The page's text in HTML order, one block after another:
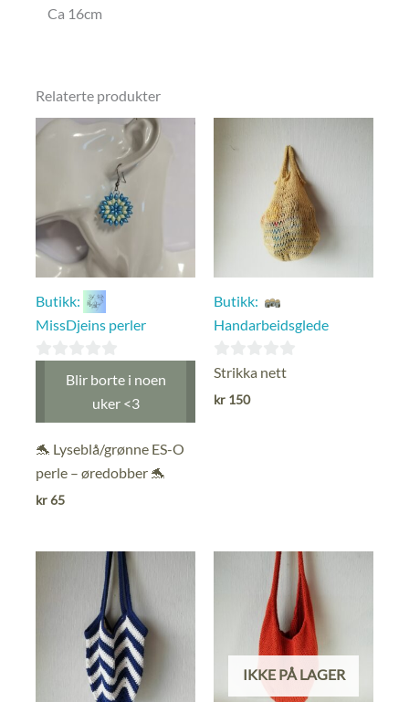
Ca 16cm
Relaterte produkter
Butikk:
MissDjeins perler
Blir borte i noen
uker <3
🐬 Lyseblå/grønne ES-O
perle – øredobber 🐬
kr65
Butikk:
Handarbeidsglede
0
ut
Strikka nett
kr 150
IKKE PÅ LAGER